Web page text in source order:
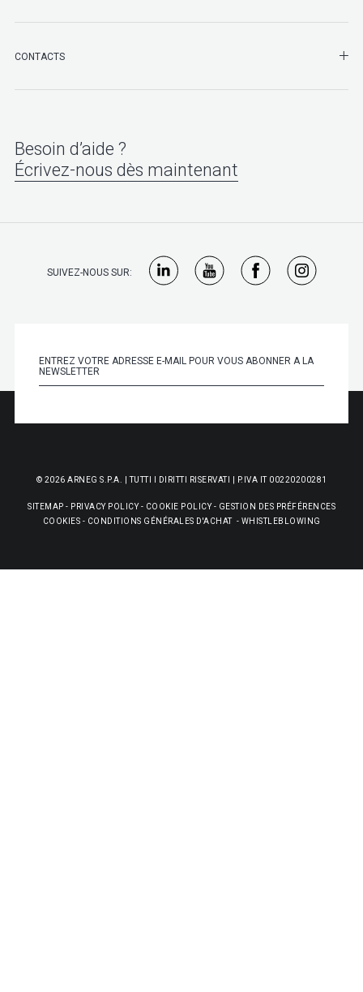
CONTACTS
Besoin d’aide ?
Écrivez-nous dès maintenant
SUIVEZ-NOUS SUR:
© 2026 ARNEG S.P.A. | TUTTI I DIRITTI RISERVATI | P.IVA IT 00220200281
SITEMAP - PRIVACY POLICY- COOKIE POLICY- GESTION DES PRÉFÉRENCES
COOKIES - CONDITIONS GÉNÉRALES D'ACHAT- WHISTLEBLOWING